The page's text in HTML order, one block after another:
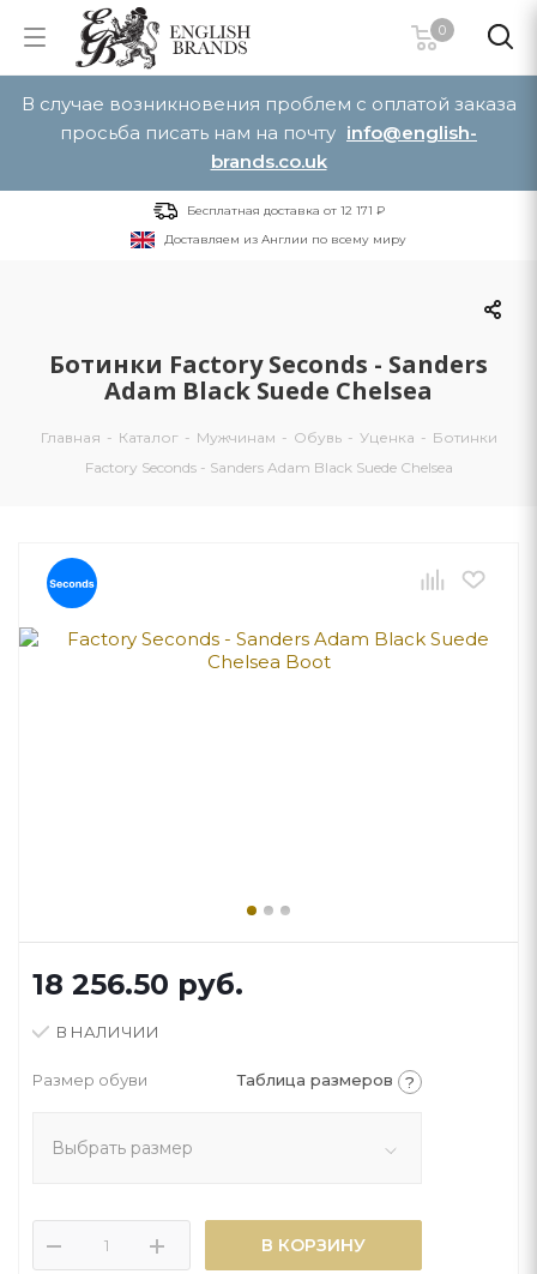
0
В случае возникновения проблем с оплатой заказа
просьба писать нам на почту info@english-
brands.co.uk
Бесплатная доставка от 12 171 ₽
Доставляем из Англии по всему миру
Ботинки Factory Seconds - Sanders
Adam Black Suede Chelsea
Главная - Каталог - Мужчинам - Обувь - Уценка - Ботинки
Factory Seconds - Sanders Adam Black Suede Chelsea
18 256.50 руб.
В НАЛИЧИИ
Размер обуви Таблица размеров ?
Выбрать размер
В КОРЗИНУ